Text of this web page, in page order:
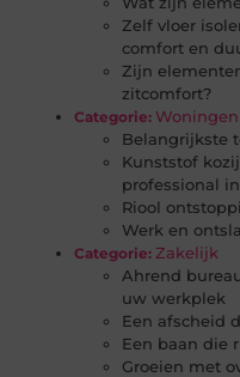
Zelf vloer
comfort en
Zijn
zitcomfort?
Categorie: Woningen
Belangrijkste
Kunststof
professional
Riool
Werk en
Categorie: Zakelijk
Ahrend
uw werkplek
Een afscheid
Een baan die
Groeien met